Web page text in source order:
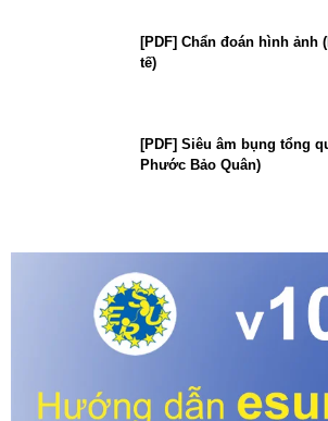
[PDF] Chẩn đoán hình ảnh
tế)
[PDF] Siêu âm bụng tổng
Phước Bảo Quân)